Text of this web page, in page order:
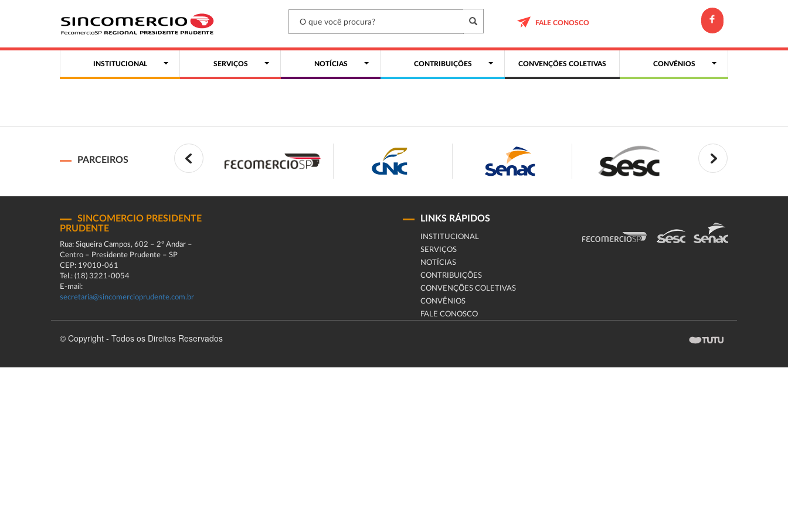
FALE CONOSCO
INSTITUCIONAL SERVIÇOS NOTÍCIAS CONTRIBUIÇÕES CONVENÇÕES COLETIVAS CONVÊNIOS
PARCEIROS
SINCOMERCIO PRESIDENTE
PRUDENTE
Rua: Siqueira Campos, 602 – 2º Andar –
Centro – Presidente Prudente – SP
CEP: 19010-061
Tel.: (18) 3221-0054
E-mail:
secretaria@sincomercioprudente.com.br
LINKS RÁPIDOS
INSTITUCIONAL
SERVIÇOS
NOTÍCIAS
CONTRIBUIÇÕES
CONVENÇÕES COLETIVAS
CONVÊNIOS
FALE CONOSCO
© Copyright - Todos os Direitos Reservados